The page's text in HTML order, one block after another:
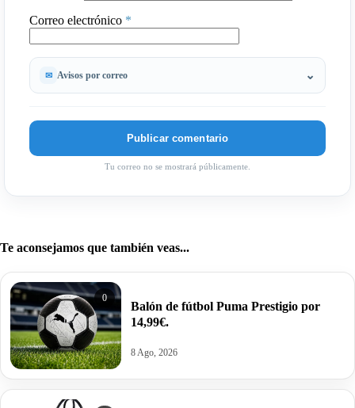
Correo electrónico *
Avisos por correo
Tu correo no se mostrará públicamente.
Te aconsejamos que también veas...
0
Balón de fútbol Puma Prestigio por
14,99€.
8 Ago, 2026